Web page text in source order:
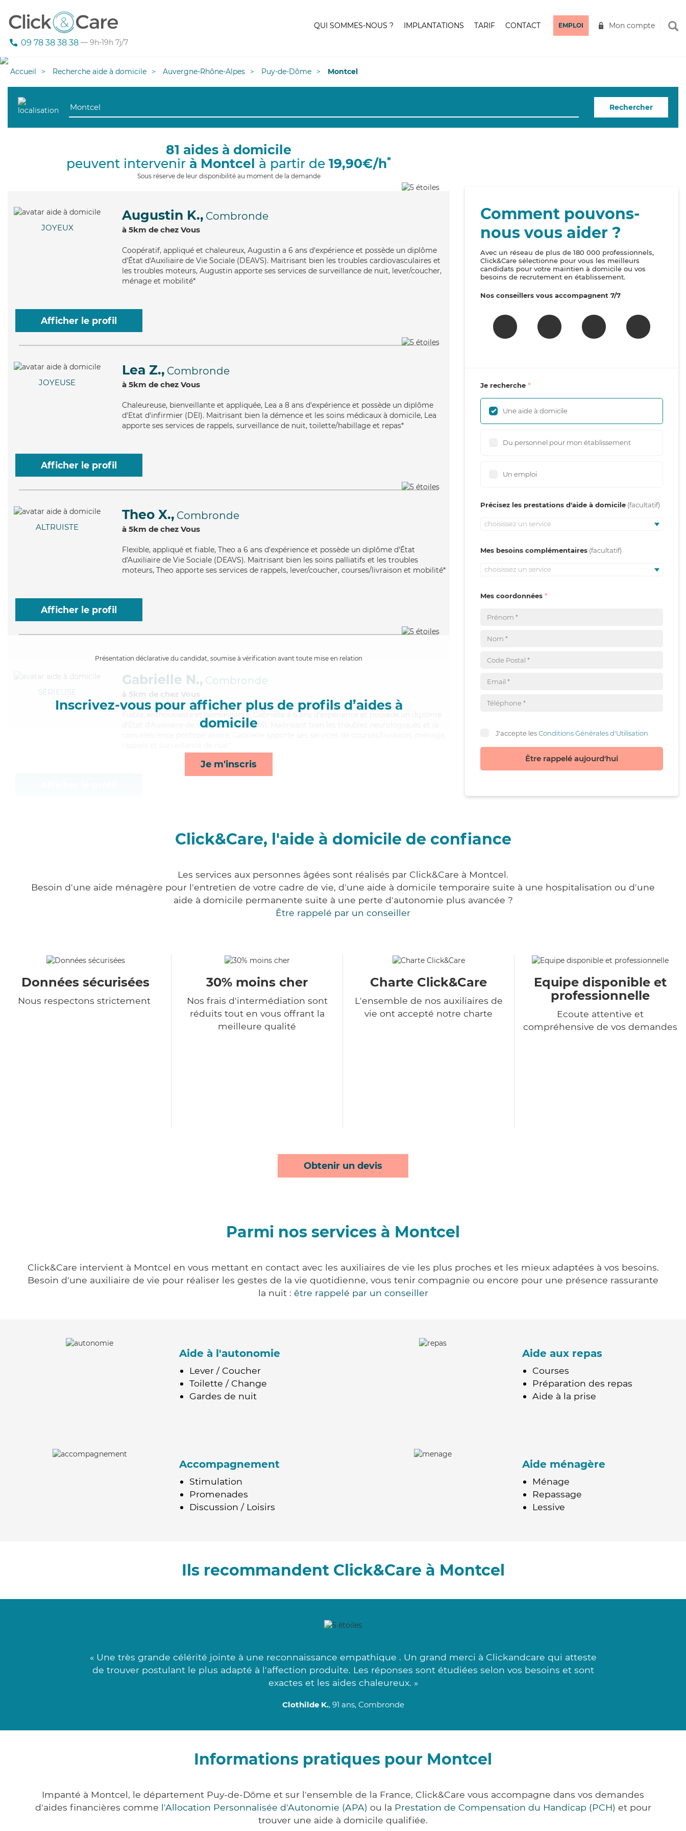
09 78 38 38 38 — 9h-19h 7j/7
QUI SOMMES-NOUS ? IMPLANTATIONS TARIF CONTACT EMPLOI Mon compte
Accueil Recherche aide à domicile Auvergne-Rhône-Alpes Puy-de-Dôme Montcel
Rechercher
81 aides à domicile
peuvent intervenir à Montcel à partir de 19,90€/h*
Sous réserve de leur disponibilité au moment de la demande
JOYEUX
Augustin K., Combronde
à 5km de chez Vous
Coopératif, appliqué et chaleureux, Augustin a 6 ans d'expérience et possède un diplôme
d'État d'Auxiliaire de Vie Sociale (DEAVS). Maitrisant bien les troubles cardiovasculaires et
les troubles moteurs, Augustin apporte ses services de surveillance de nuit, lever/coucher,
ménage et mobilité*
Afficher le profil
JOYEUSE
Lea Z., Combronde
à 5km de chez Vous
Chaleureuse, bienveillante et appliquée, Lea a 8 ans d'expérience et possède un diplôme
d'Etat d'infirmier (DEI). Maitrisant bien la démence et les soins médicaux à domicile, Lea
apporte ses services de rappels, surveillance de nuit, toilette/habillage et repas*
Afficher le profil
ALTRUISTE
Theo X., Combronde
à 5km de chez Vous
Flexible, appliqué et fiable, Theo a 6 ans d'expérience et possède un diplôme d'État
d'Auxiliaire de Vie Sociale (DEAVS). Maitrisant bien les soins palliatifs et les troubles
moteurs, Theo apporte ses services de rappels, lever/coucher, courses/livraison et mobilité*
Afficher le profil
Présentation déclarative du candidat, soumise à vérification avant toute mise en relation
Inscrivez-vous pour afficher plus de profils d’aides à
domicile
Je m'inscris
SÉRIEUSE
Gabrielle N., Combronde
à 5km de chez Vous
, enthousiaste et bienveillante, Gabrielle a 6 ans d'expérience et possède un diplôme
d'État d'Auxiliaire de Vie Sociale (DEAVS). Maitrisant bien les troubles neurologiques et la
Comment pouvons-
nous vous aider ?
Avec un réseau de plus de 180 000 professionnels,
Click&Care sélectionne pour vous les meilleurs
candidats pour votre maintien à domicile ou vos
besoins de recrutement en établissement.
Nos conseillers vous accompagnent 7/7
Je recherche
Une aide à domicile
Du personnel pour mon établissement
Un emploi
Précisez les prestations d'aide à domicile
choisissez un service
Mes besoins complémentaires
choisissez un service
Mes coordonnées
J'accepte lesConditions Générales d'Utilisation
Être rappelé aujourd'hui
Click&Care, l'aide à domicile de confiance
Les services aux personnes âgées sont réalisés par Click&Care à Montcel.
Besoin d'une aide ménagère pour l'entretien de votre cadre de vie, d'une aide à domicile temporaire suite à une hospitalisation ou d'une
aide à domicile permanente suite à une perte d'autonomie plus avancée ?
Être rappelé par un conseiller
Données sécurisées
Nous respectons strictement
30% moins cher
Nos frais d'intermédiation sont
réduits tout en vous offrant la
meilleure qualité
Charte Click&Care
L'ensemble de nos auxiliaires de
vie ont accepté notre charte
Equipe disponible et
professionnelle
Ecoute attentive et
compréhensive de vos demandes
Obtenir un devis
Parmi nos services à Montcel
Click&Care intervient à Montcel en vous mettant en contact avec les auxiliaires de vie les plus proches et les mieux adaptées à vos besoins.
Besoin d'une auxiliaire de vie pour réaliser les gestes de la vie quotidienne, vous tenir compagnie ou encore pour une présence rassurante
la nuit : être rappelé par un conseiller
Aide à l'autonomie
Lever / Coucher
Toilette / Change
Gardes de nuit
Aide aux repas
Courses
Préparation des repas
Aide à la prise
Accompagnement
Stimulation
Promenades
Discussion / Loisirs
Aide ménagère
Ménage
Repassage
Lessive
Ils recommandent Click&Care à Montcel
« Une très grande célérité jointe à une reconnaissance empathique . Un grand merci à Clickandcare qui atteste
de trouver postulant le plus adapté à l'affection produite. Les réponses sont étudiées selon vos besoins et sont
exactes et les aides chaleureux. »
Clothilde K., 91 ans, Combronde
Informations pratiques pour Montcel
Impanté à Montcel, le département Puy-de-Dôme et sur l'ensemble de la France, Click&Care vous accompagne dans vos demandes
d'aides financières comme l'Allocation Personnalisée d'Autonomie (APA) ou la Prestation de Compensation du Handicap (PCH) et pour
trouver une aide à domicile qualifiée.